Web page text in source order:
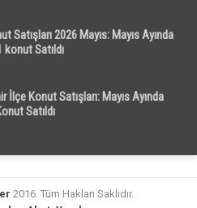
Satışları 2026 Mayıs: Mayıs Ayında
konut Satıldı
İlçe Konut Satışları: Mayıs Ayında
Satıldı
2016. Tüm Hakları Saklıdır.